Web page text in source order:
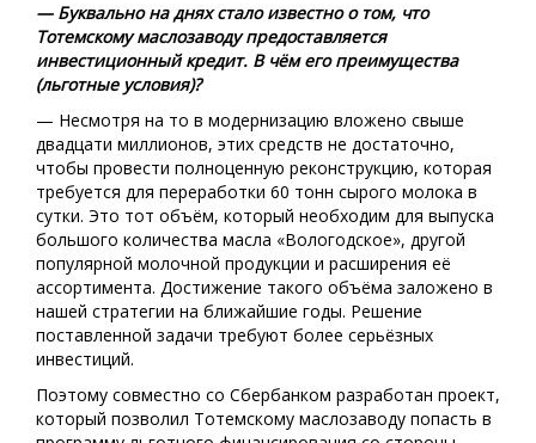
— Буквально на днях стало известно о том, что
Тотемскому маслозаводу предоставляется
инвестиционный кредит. В чём его преимущества
(льготные условия)?
— Несмотря на то в модернизацию вложено свыше
двадцати миллионов, этих средств не достаточно,
чтобы провести полноценную реконструкцию, которая
требуется для переработки 60 тонн сырого молока в
сутки. Это тот объём, который необходим для выпуска
большого количества масла «Вологодское», другой
популярной молочной продукции и расширения её
ассортимента. Достижение такого объёма заложено в
нашей стратегии на ближайшие годы. Решение
поставленной задачи требуют более серьёзных
инвестиций.
Поэтому совместно со Сбербанком разработан проект,
который позволил Тотемскому маслозаводу попасть в